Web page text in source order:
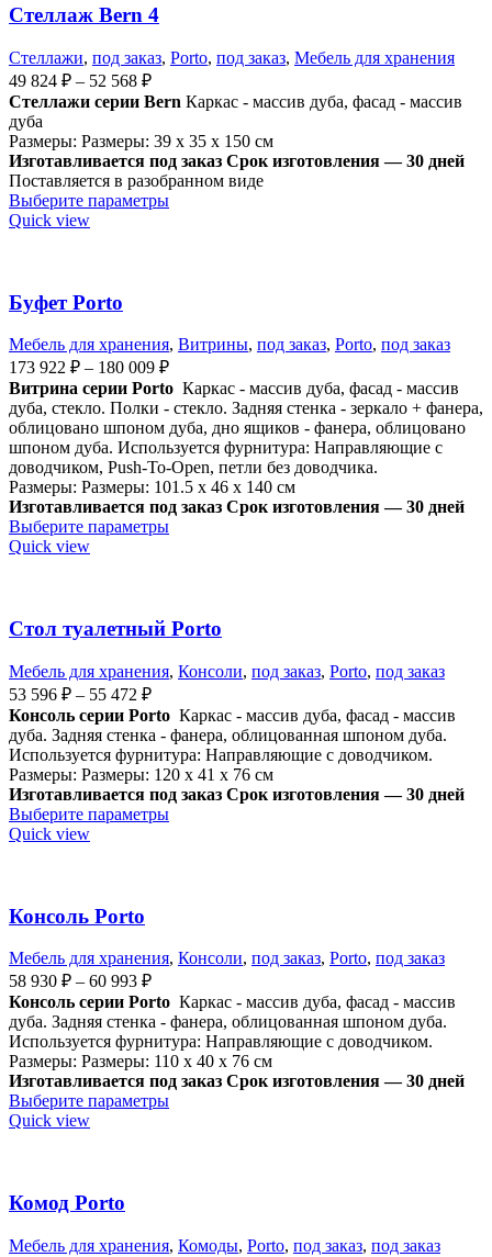
Стеллаж Bern 4
Стеллажи, под заказ, Porto, под заказ, Мебель для хранения
49 824 ₽ – 52 568 ₽
Стеллажи серии Bern Каркас - массив дуба, фасад - массив
дуба
Размеры: Размеры: 39 x 35 x 150 см
Изготавливается под заказ Срок изготовления — 30 дней
Поставляется в разобранном виде
Выберите параметры
Quick view
Буфет Porto
Мебель для хранения, Витрины, под заказ, Porto, под заказ
173 922 ₽ – 180 009 ₽
Витрина серии Porto Каркас - массив дуба, фасад - массив
дуба, стекло. Полки - стекло. Задняя стенка - зеркало + фанера,
облицовано шпоном дуба, дно ящиков - фанера, облицовано
шпоном дуба. Используется фурнитура: Направляющие с
доводчиком, Push-To-Open, петли без доводчика.
Размеры: Размеры: 101.5 x 46 x 140 см
Изготавливается под заказ Срок изготовления — 30 дней
Выберите параметры
Quick view
Стол туалетный Porto
Мебель для хранения, Консоли, под заказ, Porto, под заказ
53 596 ₽ – 55 472 ₽
Консоль серии Porto Каркас - массив дуба, фасад - массив
дуба. Задняя стенка - фанера, облицованная шпоном дуба.
Используется фурнитура: Направляющие с доводчиком.
Размеры: Размеры: 120 x 41 x 76 см
Изготавливается под заказ Срок изготовления — 30 дней
Выберите параметры
Quick view
Консоль Porto
Мебель для хранения, Консоли, под заказ, Porto, под заказ
58 930 ₽ – 60 993 ₽
Консоль серии Porto Каркас - массив дуба, фасад - массив
дуба. Задняя стенка - фанера, облицованная шпоном дуба.
Используется фурнитура: Направляющие с доводчиком.
Размеры: Размеры: 110 x 40 x 76 см
Изготавливается под заказ Срок изготовления — 30 дней
Выберите параметры
Quick view
Комод Porto
Мебель для хранения, Комоды, Porto, под заказ, под заказ